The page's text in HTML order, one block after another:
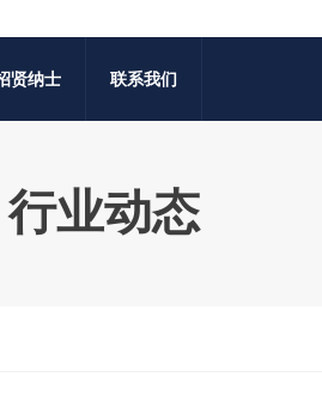
贤纳士 联系我们
行业动态